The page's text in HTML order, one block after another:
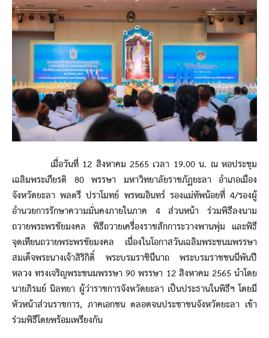
เมื่อวันที่ 12 สิงหาคม 2565 เวลา 19.00 น. ณ หอประชุม
เฉลิมพระเกียรติ 80 พรรษา มหาวิทยาลัยราชภัฏยะลา อำเภอเมือง
จังหวัดยะลา พลตรี ปราโมทย์ พรหมอินทร์ รองแม่ทัพน้อยที่ 4/รองผู้
อำนวยการรักษาความมั่นคงภายในภาค 4 ส่วนหน้า ร่วมพิธีลงนาม
ถวายพระพรชัยมงคล พิธีถวายเครื่องราชสักการะวางพานพุ่ม และพิธี
จุดเทียนถวายพระพรชัยมงคล เนื่องในโอกาสวันเฉลิมพระชนมพรรษา
สมเด็จพระนางเจ้าสิริกิติ์ พระบรมราชินีนาถ พระบรมราชชนนีพันปี
หลวง ทรงเจริญพระชนมพรรษา 90 พรรษา 12 สิงหาคม 2565 นำโดย
นายภิรมย์ นิลทยา ผู้ว่าราชการจังหวัดยะลา เป็นประธานในพิธีฯ โดยมี
หัวหน้าส่วนราชการ, ภาคเอกชน ตลอดจนประชาชนจังหวัดยะลา เข้า
ร่วมพิธีโดยพร้อมเพรียงกัน